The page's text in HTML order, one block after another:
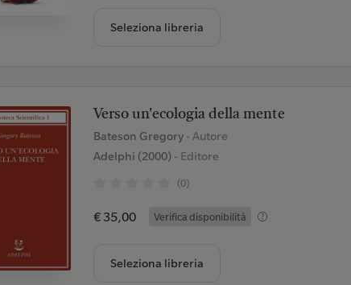
Seleziona libreria
Verso un'ecologia della mente
Bateson Gregory - Autore
Adelphi (2000)- Editore
(0)
€ 35,00 Verifica disponibilità
Seleziona libreria